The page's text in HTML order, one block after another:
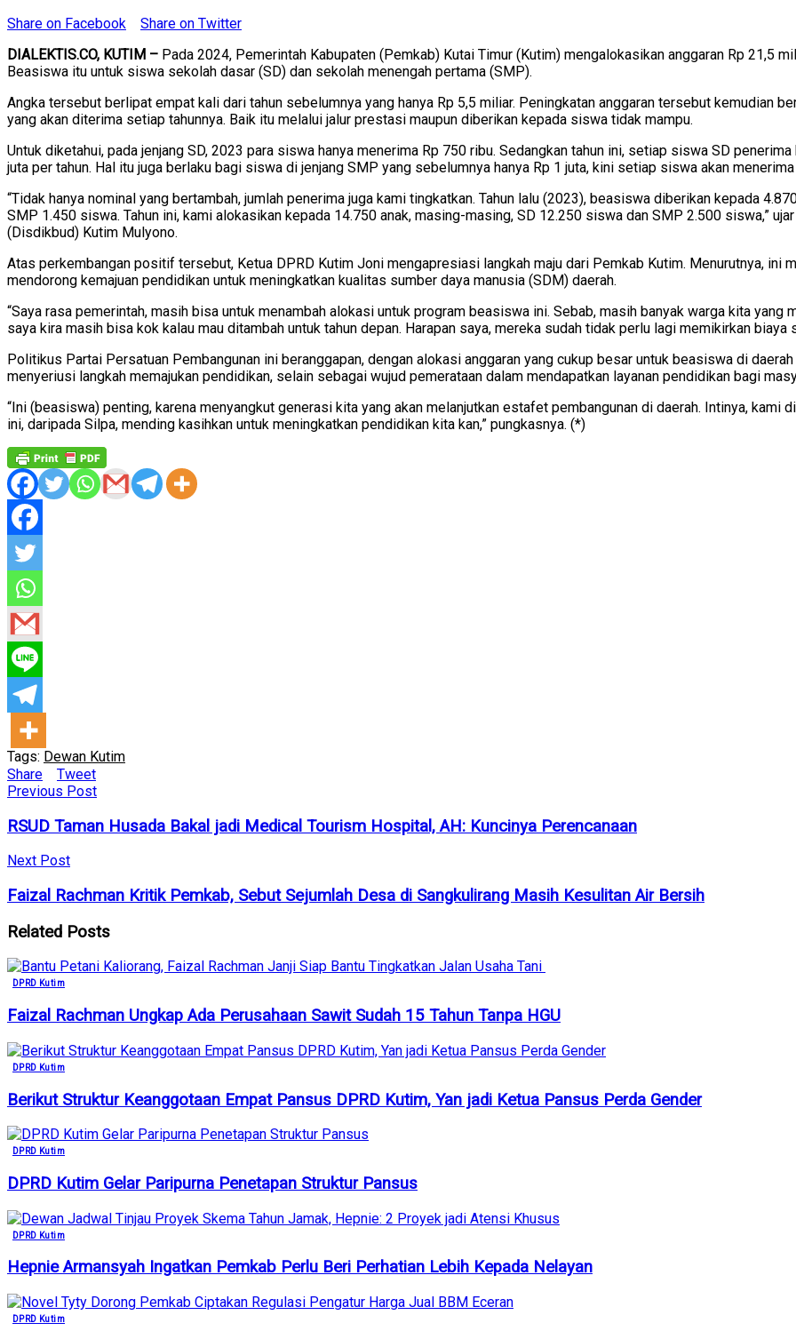
Share on Facebook
Share on Twitter
DIALEKTIS.CO, KUTIM – Pada 2024, Pemerintah Kabupaten (Pemkab) Kutai Timur (Kutim) mengalokasikan anggaran Rp 21,5
Beasiswa itu untuk siswa sekolah dasar (SD) dan sekolah menengah pertama (SMP).
Angka tersebut berlipat empat kali dari tahun sebelumnya yang hanya Rp 5,5 miliar. Peningkatan anggaran tersebut kemudian
yang akan diterima setiap tahunnya. Baik itu melalui jalur prestasi maupun diberikan kepada siswa tidak mampu.
Untuk diketahui, pada jenjang SD, 2023 para siswa hanya menerima Rp 750 ribu. Sedangkan tahun ini, setiap siswa SD
juta per tahun. Hal itu juga berlaku bagi siswa di jenjang SMP yang sebelumnya hanya Rp 1 juta, kini setiap siswa akan menerima
“Tidak hanya nominal yang bertambah, jumlah penerima juga kami tingkatkan. Tahun lalu (2023), beasiswa diberikan kepada
SMP 1.450 siswa. Tahun ini, kami alokasikan kepada 14.750 anak, masing-masing, SD 12.250 siswa dan SMP 2.500 siswa,”
(Disdikbud) Kutim Mulyono.
Atas perkembangan positif tersebut, Ketua DPRD Kutim Joni mengapresiasi langkah maju dari Pemkab Kutim. Menurutnya, ini
mendorong kemajuan pendidikan untuk meningkatkan kualitas sumber daya manusia (SDM) daerah.
“Saya rasa pemerintah, masih bisa untuk menambah alokasi untuk program beasiswa ini. Sebab, masih banyak warga kita yang
saya kira masih bisa kok kalau mau ditambah untuk tahun depan. Harapan saya, mereka sudah tidak perlu lagi memikirkan biaya
Politikus Partai Persatuan Pembangunan ini beranggapan, dengan alokasi anggaran yang cukup besar untuk beasiswa di
menyeriusi langkah memajukan pendidikan, selain sebagai wujud pemerataan dalam mendapatkan layanan pendidikan bagi
“Ini (beasiswa) penting, karena menyangkut generasi kita yang akan melanjutkan estafet pembangunan di daerah. Intinya, kami
ini, daripada Silpa, mending kasihkan untuk meningkatkan pendidikan kita kan,” pungkasnya. (*)
Tags: Dewan Kutim
Share
Tweet
Previous Post
RSUD Taman Husada Bakal jadi Medical Tourism Hospital, AH: Kuncinya Perencanaan
Next Post
Faizal Rachman Kritik Pemkab, Sebut Sejumlah Desa di Sangkulirang Masih Kesulitan Air Bersih
Related Posts
DPRD Kutim
Faizal Rachman Ungkap Ada Perusahaan Sawit Sudah 15 Tahun Tanpa HGU
DPRD Kutim
Berikut Struktur Keanggotaan Empat Pansus DPRD Kutim, Yan jadi Ketua Pansus Perda Gender
DPRD Kutim
DPRD Kutim Gelar Paripurna Penetapan Struktur Pansus
DPRD Kutim
Hepnie Armansyah Ingatkan Pemkab Perlu Beri Perhatian Lebih Kepada Nelayan
DPRD Kutim